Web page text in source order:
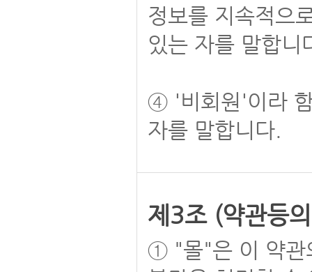
정보를 지속적으
있는 자를 말합니
④ '비회원'이라
자를 말합니다.
제3조 (약관등
① "몰"은 이 약관